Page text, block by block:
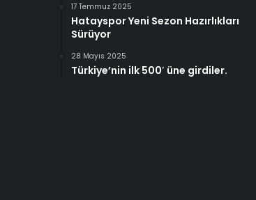
17 Temmuz 2025
Hatayspor Yeni Sezon Hazırlıkları
Sürüyor
28 Mayıs 2025
Türkiye’nin ilk 500′ üne girdiler.